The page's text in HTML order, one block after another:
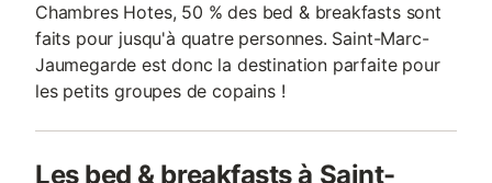
Chambres Hotes, 50 % des bed & breakfasts sont
faits pour jusqu'à quatre personnes. Saint-Marc-
Jaumegarde est donc la destination parfaite pour
les petits groupes de copains !
Les bed & breakfasts à Saint-